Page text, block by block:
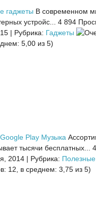
гаджеты В современном
устройс...
4 894
| Рубрика: Гаджеты
5,00 из 5)
Play Музыка
тысячи бесплатных...
2014 | Рубрика:
12, в среднем: 3,75 из 5)